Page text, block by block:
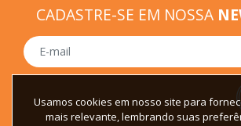
Usamos cookies em nosso site para
mais relevante, lembrando suas
CADASTRE-SE EM NOSSA